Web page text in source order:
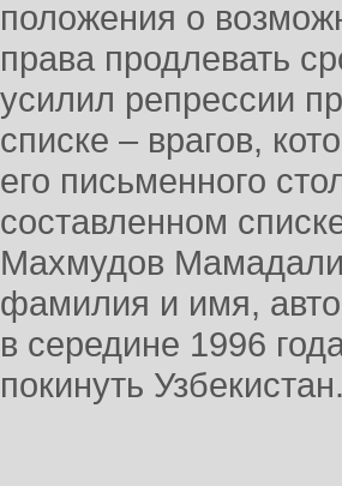
положения о
права продлевать
усилил репрессии
списке – врагов,
его письменного
составленном
Махмудов
фамилия и имя,
в середине 1996
покинуть